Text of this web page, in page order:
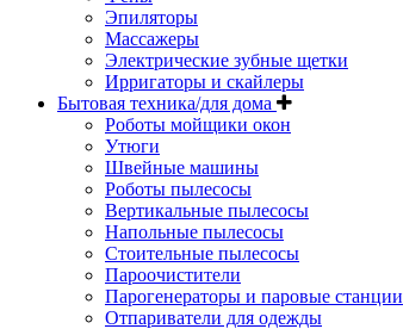
Эпиляторы
Массажеры
Электрические зубные щетки
Ирригаторы и скайлеры
Бытовая техника/для дома
Роботы мойщики окон
Утюги
Швейные машины
Роботы пылесосы
Вертикальные пылесосы
Напольные пылесосы
Стоительные пылесосы
Пароочистители
Парогенераторы и паровые станции
Отпариватели для одежды